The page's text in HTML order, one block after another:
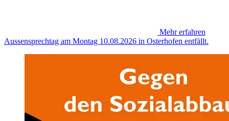
Mehr erfahren
Aussensprechtag am Montag 10.08.2026 in Osterhofen entfällt.